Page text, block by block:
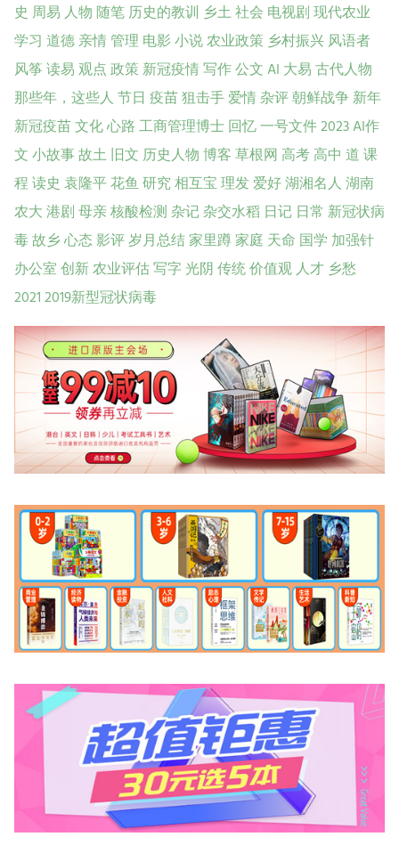
史 周易人物随笔历史的教训 乡土社会 电视剧现代农业
学习 道德亲情管理电影小说农业政策乡村振兴风语者
风筝读易观点政策新冠疫情写作公文AI 大易古代人物
那些年，这些人节日 疫苗狙击手爱情杂评朝鲜战争新年
新冠疫苗文化心路工商管理博士回忆一号文件2023AI作
文小故事故土旧文 历史人物博客草根网高考高中 道课
程读史袁隆平花鱼研究相互宝理发爱好湖湘名人湖南
农大港剧母亲核酸检测杂记杂交水稻 日记 日常 新冠状病
毒故乡心态影评岁月总结家里蹲家庭 天命 国学 加强针
办公室创新农业评估写字光阴传统价值观人才乡愁
20212019新型冠状病毒